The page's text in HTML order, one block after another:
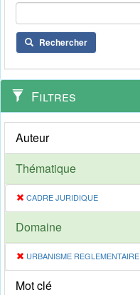
Rechercher
Filtres
Auteur
Thématique
CADRE JURIDIQUE
Domaine
URBANISME REGLEMENTAIRE
Mot clé